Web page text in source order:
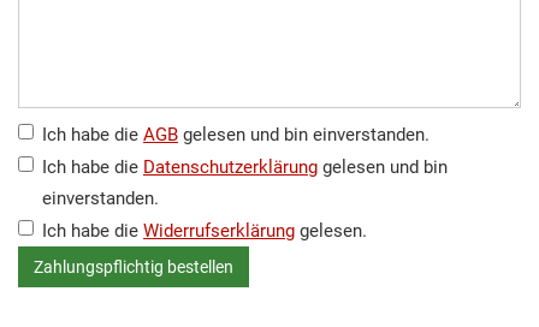
Ich habe die AGB gelesen und bin einverstanden.
Ich habe die Datenschutzerklärung gelesen und bin
einverstanden.
Ich habe die Widerrufserklärung gelesen.